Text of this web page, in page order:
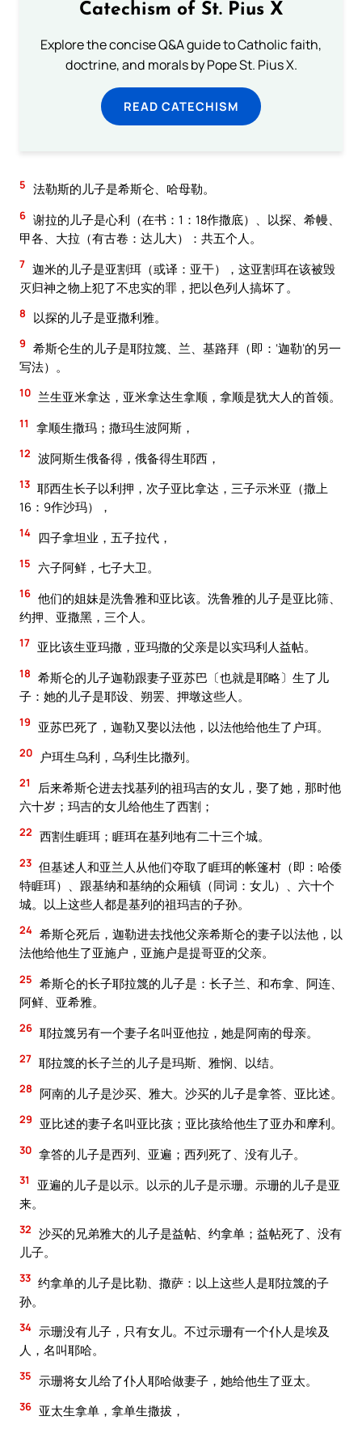
Catechism of St. Pius X
Explore the concise Q&A guide to Catholic faith,
doctrine, and morals by Pope St. Pius X.
READ CATECHISM
5 法勒斯的儿子是希斯仑、哈母勒。
6 谢拉的儿子是心利（在书：1：18作撒底）、以探、希幔、
甲各、大拉（有古卷：达儿大）：共五个人。
7 迦米的儿子是亚割珥（或译：亚干），这亚割珥在该被毁
灭归神之物上犯了不忠实的罪，把以色列人搞坏了。
8 以探的儿子是亚撒利雅。
9 希斯仑生的儿子是耶拉篾、兰、基路拜（即：‘迦勒’的另一
写法）。
10 兰生亚米拿达，亚米拿达生拿顺，拿顺是犹大人的首领。
11 拿顺生撒玛；撒玛生波阿斯，
12 波阿斯生俄备得，俄备得生耶西，
13 耶西生长子以利押，次子亚比拿达，三子示米亚（撒上
16：9作沙玛），
14 四子拿坦业，五子拉代，
15 六子阿鲜，七子大卫。
16 他们的姐妹是洗鲁雅和亚比该。洗鲁雅的儿子是亚比筛、
约押、亚撒黑，三个人。
17 亚比该生亚玛撒，亚玛撒的父亲是以实玛利人益帖。
18 希斯仑的儿子迦勒跟妻子亚苏巴〔也就是耶略〕生了儿
子：她的儿子是耶设、朔罢、押墩这些人。
19 亚苏巴死了，迦勒又娶以法他，以法他给他生了户珥。
20 户珥生乌利，乌利生比撒列。
21
后来希斯仑进去找基列的祖玛吉的女儿，娶了她，那时他
六十岁；玛吉的女儿给他生了西割；
22 西割生睚珥；睚珥在基列地有二十三个城。
23 但基述人和亚兰人从他们夺取了睚珥的帐篷村（即：哈倭
特睚珥）、跟基纳和基纳的众厢镇（同词：女儿）、六十个
城。以上这些人都是基列的祖玛吉的子孙。
24 希斯仑死后，迦勒进去找他父亲希斯仑的妻子以法他，以
法他给他生了亚施户，亚施户是提哥亚的父亲。
25 希斯仑的长子耶拉篾的儿子是：长子兰、和布拿、阿连、
阿鲜、亚希雅。
26 耶拉篾另有一个妻子名叫亚他拉，她是阿南的母亲。
27 耶拉篾的长子兰的儿子是玛斯、雅悯、以结。
28 阿南的儿子是沙买、雅大。沙买的儿子是拿答、亚比述。
29 亚比述的妻子名叫亚比孩；亚比孩给他生了亚办和摩利。
30 拿答的儿子是西列、亚遍；西列死了、没有儿子。
31
亚遍的儿子是以示。以示的儿子是示珊。示珊的儿子是亚
来。
32 沙买的兄弟雅大的儿子是益帖、约拿单；益帖死了、没有
儿子。
33 约拿单的儿子是比勒、撒萨：以上这些人是耶拉篾的子
孙。
34 示珊没有儿子，只有女儿。不过示珊有一个仆人是埃及
人，名叫耶哈。
35 示珊将女儿给了仆人耶哈做妻子，她给他生了亚太。
36 亚太生拿单，拿单生撒拔，